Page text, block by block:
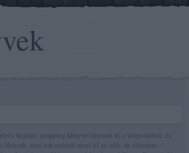
hajrája, rengeteg könyvet hoztam ki a könyvtárból, és
olvasok, ami sok mástól veszi el az időt, de élvezem. -